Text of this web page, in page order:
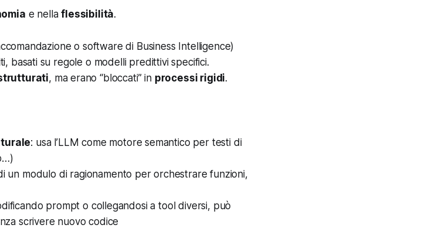
e nellaflessibilità.
o software di Business Intelligence)
basati su regole o modelli predittivi specifici.
, ma erano “bloccati” in processi rigidi.
: usa l’LLM come motore semantico per testi di
un modulo di ragionamento per orchestrare funzioni,
prompt o collegandosi a tool diversi, può
scrivere nuovo codice